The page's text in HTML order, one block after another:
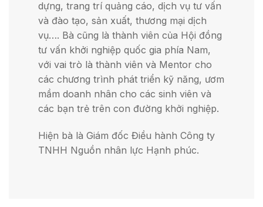
dựng, trang trí quảng cáo, dịch vụ tư vấn
và đào tạo, sản xuất, thương mại dịch
vụ…. Bà cũng là thành viên của Hội đồng
tư vấn khởi nghiệp quốc gia phía Nam,
với vai trò là thành viên và Mentor cho
các chương trình phát triển kỹ năng, ươm
mầm doanh nhân cho các sinh viên và
các bạn trẻ trên con đường khởi nghiệp.
Hiện bà là Giám đốc Điều hành Công ty
TNHH Nguồn nhân lực Hạnh phúc.